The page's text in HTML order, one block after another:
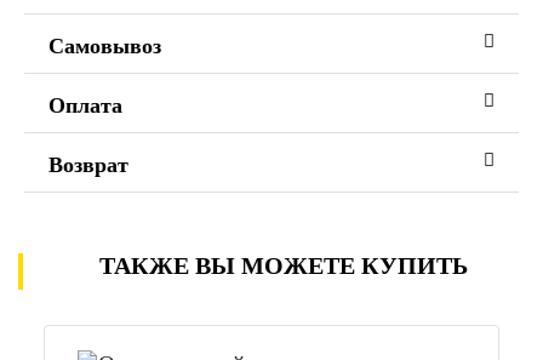
Самовывоз
Оплата
Возврат
ТАКЖЕ ВЫ МОЖЕТЕ КУПИТЬ